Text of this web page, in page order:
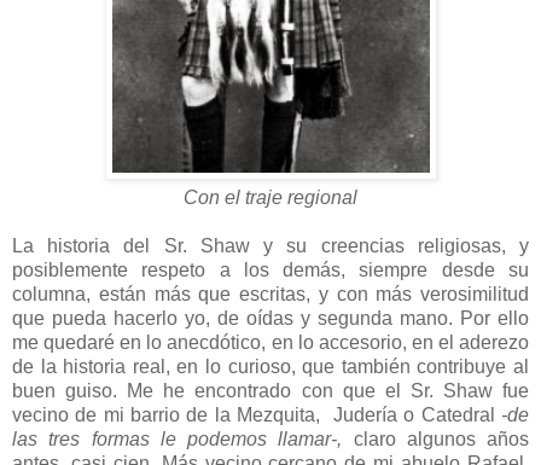
Con el traje regional
La historia del Sr. Shaw y su creencias religiosas, y
posiblemente respeto a los demás, siempre desde su
columna, están más que escritas, y con más verosimilitud
que pueda hacerlo yo, de oídas y segunda mano. Por ello
me quedaré en lo anecdótico, en lo accesorio, en el aderezo
de la historia real, en lo curioso, que también contribuye al
buen guiso. Me he encontrado con que el Sr. Shaw fue
vecino de mi barrio de la Mezquita, Judería o Catedral -de
las tres formas le podemos llamar-, claro algunos años